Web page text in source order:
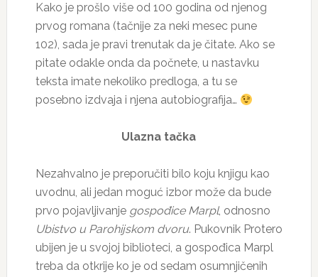
Kako je prošlo više od 100 godina od njenog
prvog romana (tačnije za neki mesec pune
102), sada je pravi trenutak da je čitate. Ako se
pitate odakle onda da počnete, u nastavku
teksta imate nekoliko predloga, a tu se
posebno izdvaja i njena autobiografija…
Ulazna tačka
Nezahvalno je preporučiti bilo koju knjigu kao
uvodnu, ali jedan moguć izbor može da bude
prvo pojavljivanje gospođice Marpl, odnosno
Ubistvo u Parohijskom dvoru. Pukovnik Protero
ubijen je u svojoj biblioteci, a gospođica Marpl
treba da otkrije ko je od sedam osumnjičenih